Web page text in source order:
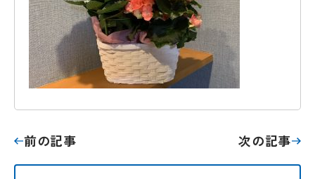
前の記事 次の記事